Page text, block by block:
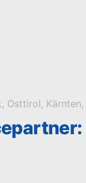
Osttirol,